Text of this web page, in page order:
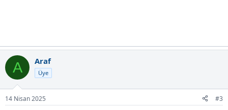
A Araf
Üye
14 Nisan 2025 #3